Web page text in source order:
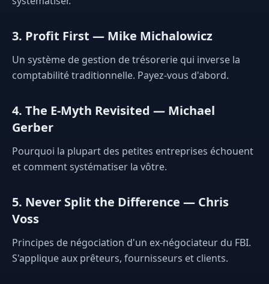
3. Profit First — Mike Michalowicz
Un système de gestion de trésorerie qui inverse la
comptabilité traditionnelle. Payez-vous d'abord.
4. The E-Myth Revisited — Michael
Gerber
Pourquoi la plupart des petites entreprises échouent
et comment systématiser la vôtre.
5. Never Split the Difference — Chris
Voss
Principes de négociation d'un ex-négociateur du FBI.
S'applique aux prêteurs, fournisseurs et clients.